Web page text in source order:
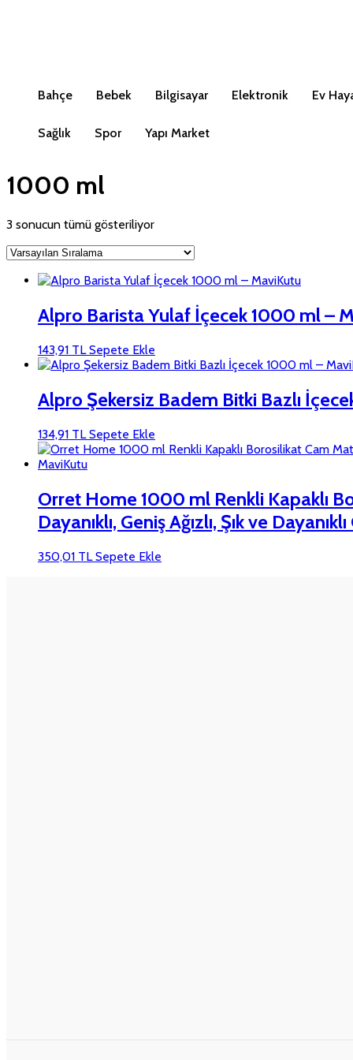
Bahçe Bebek Bilgisayar Elektronik Ev
Sağlık Spor Yapı Market
1000 ml
3 sonucun tümü gösteriliyor
Alpro Barista Yulaf İçecek 1000 ml –
143,91 TL Sepete Ekle
Alpro Şekersiz Badem Bitki Bazlı
134,91 TL Sepete Ekle
Orret Home 1000 ml Renkli Kapaklı
Dayanıklı, Geniş Ağızlı, Şık ve
350,01 TL Sepete Ekle